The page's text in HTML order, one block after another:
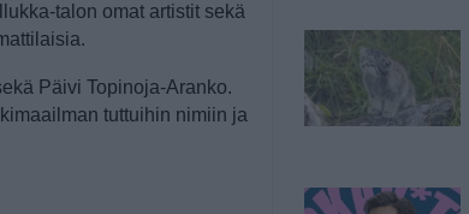
talon omat artistit sekä
Päivi Topinoja-Aranko.
tuttuihin nimiin ja